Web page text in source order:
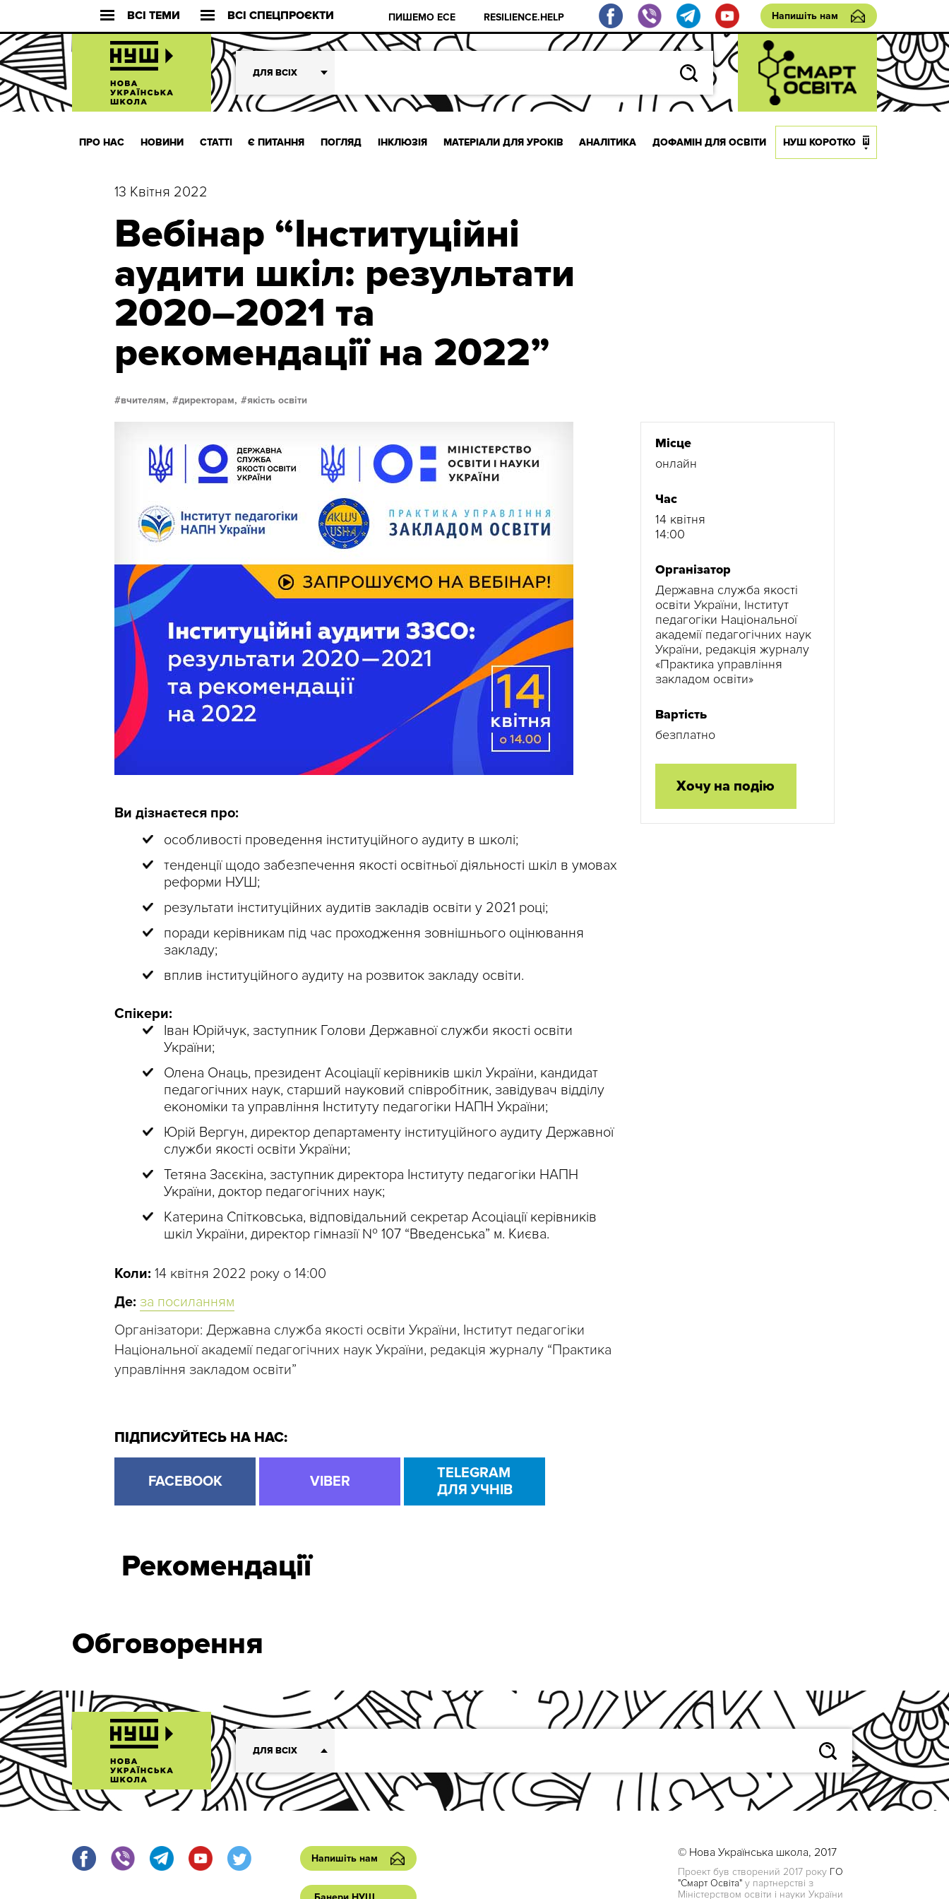
ВСІ ТЕМИ ВСІ СПЕЦПРОЄКТИ ПИШЕМО ЕСЕ RESILIENCE.HELP Напишіть нам
ДЛЯ ВСІХ
ПРО НАС НОВИНИ СТАТТІ Є ПИТАННЯ ПОГЛЯД ІНКЛЮЗІЯ МАТЕРІАЛИ ДЛЯ УРОКІВ АНАЛІТИКА ДОФАМІН ДЛЯ ОСВІТИ НУШ КОРОТКО
13 Квітня 2022
Вебінар “Інституційні
аудити шкіл: результати
2020–2021 та
рекомендації на 2022”
вчителям, директорам, якість освіти
Ви дізнаєтеся про:
особливості проведення інституційного аудиту в школі;
тенденції щодо забезпечення якості освітньої діяльності шкіл в умовах
реформи НУШ;
результати інституційних аудитів закладів освіти у 2021 році;
поради керівникам під час проходження зовнішнього оцінювання
закладу;
вплив інституційного аудиту на розвиток закладу освіти.
Спікери:
Іван Юрійчук, заступник Голови Державної служби якості освіти
України;
Олена Онаць, президент Асоціації керівників шкіл України, кандидат
педагогічних наук, старший науковий співробітник, завідувач відділу
економіки та управління Інституту педагогіки НАПН України;
Юрій Вергун, директор департаменту інституційного аудиту Державної
служби якості освіти України;
Тетяна Засєкіна, заступник директора Інституту педагогіки НАПН
України, доктор педагогічних наук;
Катерина Спітковська, відповідальний секретар Асоціації керівників
шкіл України, директор гімназії № 107 “Введенська” м. Києва.
Коли: 14 квітня 2022 року о 14:00
Де: за посиланням
Організатори: Державна служба якості освіти України, Інститут педагогіки
Національної академії педагогічних наук України, редакція журналу “Практика
управління закладом освіти”
Місце
онлайн
Час
14 квітня
14:00
Організатор
Державна служба якості
освіти України, Інститут
педагогіки Національної
академії педагогічних наук
України, редакція журналу
«Практика управління
закладом освіти»
Вартість
безплатно
Хочу на подію
ПІДПИСУЙТЕСЬ НА НАС:
FACEBOOK VIBER
TELEGRAM
ДЛЯ УЧНІВ
Рекомендації
Обговорення
ДЛЯ ВСІХ
Напишіть нам © Нова Українська школа, 2017
Проект був створений 2017 року ГО
"Смарт Освіта" у партнерстві з
Міністерством освіти і науки України